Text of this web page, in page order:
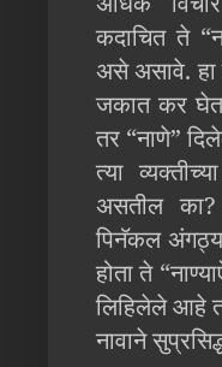
कदाचित ते
असे असावे. हा
जकात कर
तर “नाणे”
त्या
असतील
पिनॅकल
होता ते
लिहिलेले आहे
नावाने